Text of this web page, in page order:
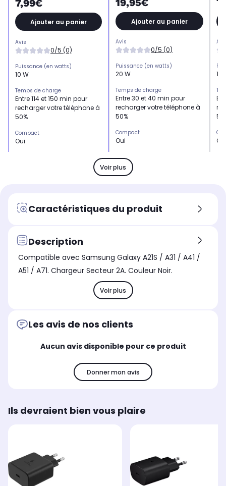
7,99€
Ajouter au panier
Avis
0/5 (0)
Puissance (en watts)
10 W
Temps de charge
Entre 114 et 150 min pour
recharger votre téléphone à
50%
Compact
Oui
Type de chargeur
Chargeur secteur
Non
Nombre de port(s) entrée
1.0
19,95€
Ajouter au panier
Avis
0/5 (0)
Puissance (en watts)
20 W
Temps de charge
Entre 30 et 40 min pour
recharger votre téléphone à
50%
Compact
Oui
Léger
Oui
Type de chargeur
Chargeur secteur
Nombre de port(s) entrée
1.0
1.0
10
Oui
Voir plus
Caractéristiques du produit
Description
Compatible avec Samsung Galaxy A21S / A31 / A41 /
A51 / A71. Chargeur Secteur 2A. Couleur Noir.
Voir plus
Les avis de nos clients
Aucun avis disponible pour ce produit
Donner mon avis
Ils devraient bien vous plaire